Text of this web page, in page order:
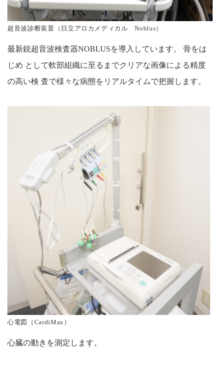
超音波診断装置（日立アロカメディカル Noblus）
最新鋭超音波検査器NOBLUSを導入しています。 骨をは
じめ として軟部組織に至るまでクリアな画像による精度
の高い検 査で様々な病態をリアルタイムで把握します。
心電図（CardiMax）
心臓の動きを測定します。